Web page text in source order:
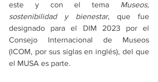
este y con el tema Museos,
sostenibilidad y bienestar, que fue
designado para el DIM 2023 por el
Consejo Internacional de Museos
(ICOM, por sus siglas en inglés), del que
el MUSA es parte.